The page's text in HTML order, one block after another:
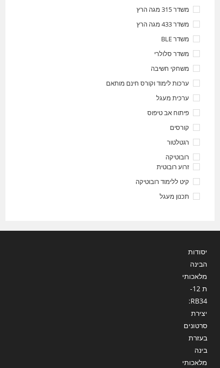
משדר 315 מגה הרץ
משדר 433 מגה הרץ
משדר BLE
משדר סלולרי
משחקי חשיבה
ערכות לימוד וקורס חינם מותאם
ערכית מעגל
פיתוח אב טיפוס
קורסים
רגטלטור
רובוטיקה
זרוע רובוטית
קיט ללימוד רובוטיקה
תכנון מעגל
יסודות
הבינה
מלאכותי
ת 12-
RB34:
יצירת
סרטונים
בעזרת
בינה
מלאכותי